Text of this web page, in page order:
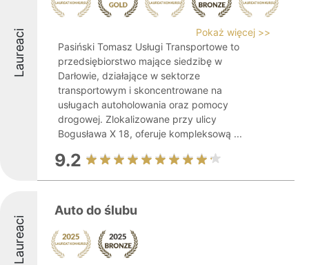
Laureaci
Pokaż więcej >>
Pasiński Tomasz Usługi Transportowe to
przedsiębiorstwo mające siedzibę w
Darłowie, działające w sektorze
transportowym i skoncentrowane na
usługach autoholowania oraz pomocy
drogowej. Zlokalizowane przy ulicy
Bogusława X 18, oferuje kompleksową ...
9.2
Laureaci
Auto do ślubu